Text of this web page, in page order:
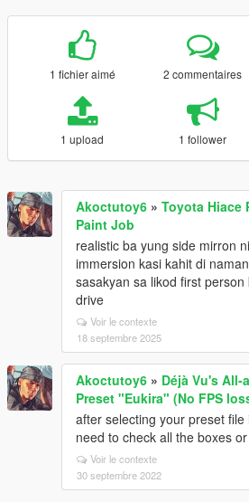
1 fichier aimé 2 commentaires
1 upload 1 follower
Akoctutoy6 » Toyota Hiace
Paint Job
realistic ba yung side mirron
immersion kasi kahit di
sasakyan sa likod first
drive
Voir le contexte
18 septembre 2025
Akoctutoy6 » Déjà Vu's All-
Preset "Eukira" (No FPS
after selecting your preset
need to check all the boxes
Voir le contexte
30 septembre 2022